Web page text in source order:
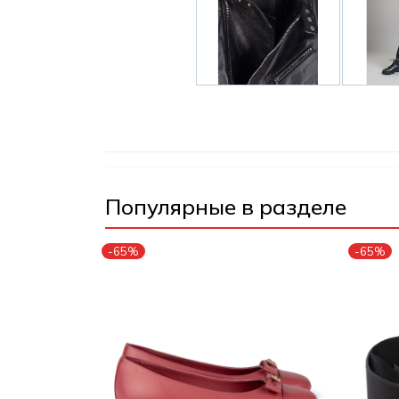
Популярные в разделе
-65% -65%